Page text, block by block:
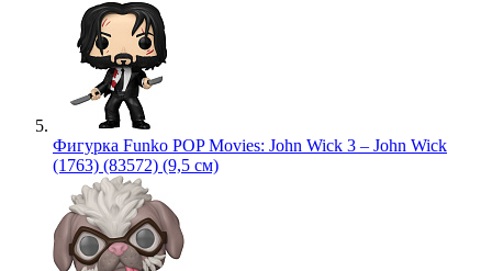
Фигурка Funko POP Movies: John Wick 3 – John Wick
(1763) (83572) (9,5 см)